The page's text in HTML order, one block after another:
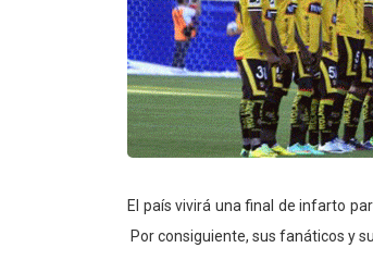
El país vivirá una final de infarto
Por consiguiente, sus fanáticos y